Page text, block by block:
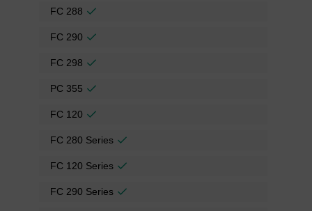
FC 288
FC 290
FC 298
PC 355
FC 120
FC 280 Series
FC 120 Series
FC 290 Series